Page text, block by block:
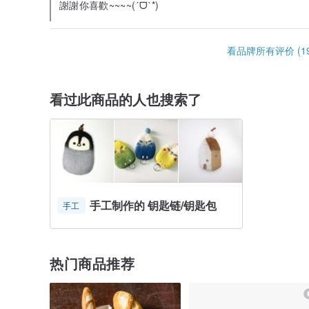
謝謝你喜歡~~~~(ˊᗜˋ*)
看品牌所有评价
看过此商品的人也搜索了
手工 手工制作的 钥匙链/钥匙包
热门商品推荐